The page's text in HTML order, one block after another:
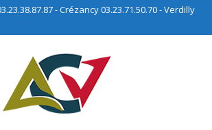
- Crézancy 03.23.71.50.70 - Verdilly